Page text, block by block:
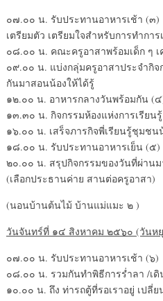
๐๗.๐๐ น. รับประทานอาหารเช้า (๓)
เตรียมตัว เตรียมใจสำหรับการทำกา
๐๘.๐๐ น. คณะครูอาสาพร้อมเด็ก ๆ เ
๐๙.๐๐ น. แบ่งกลุ่มครูอาสาประจำกิ
กันมาสอนน้องให้ได้รู้
๑๒.๐๐ น. อาหารกลางวันพร้อมกัน (
๑๓.๓๐ น. กิจกรรมห้องแห่งการเรียน
๑๖.๐๐ น. เสร็จภารกิจพี่เรียนรู้ชุมชน
๑๘.๐๐ น. รับประทานอาหารเย็น (๕)
๒๐.๐๐ น. สรุปกิจกรรมของวันที่ผ่านม
(เลือกประธานค่าย สานต่อครูอาสา)
(นอนบ้านต้นไม้ บ้านแม่แมะ ๒ )
วันจันทร์ที่ ๑๔ สิงหาคม ๒๕๖๐ (วันห
๐๗.๐๐ น. รับประทานอาหารเช้า (๖)
๐๘.๐๐ น. รวมกันทำพิธีการร่ำลา /เ
๑๐.๐๐ น. ถึง ท่ารถตู้ที่รอเราอยู่ เปลี่